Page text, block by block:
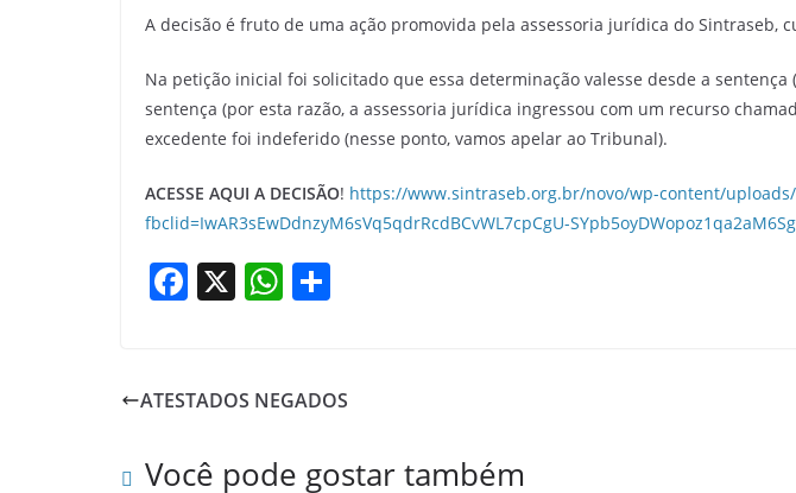
A decisão é fruto de uma ação promovida pela assessoria jurídica do Sintraseb,
Na petição inicial foi solicitado que essa determinação valesse desde a
sentença (por esta razão, a assessoria jurídica ingressou com um recurso
excedente foi indeferido (nesse ponto, vamos apelar ao Tribunal).
ACESSE AQUI A DECISÃO! https://www.sintraseb.org.br/novo/wp-content/uploads/
fbclid=IwAR3sEwDdnzyM6sVq5qdrRcdBCvWL7cpCgU-
F
e
o
X W
s
p
e
ATESTADOS NEGADOS
Você pode gostar também